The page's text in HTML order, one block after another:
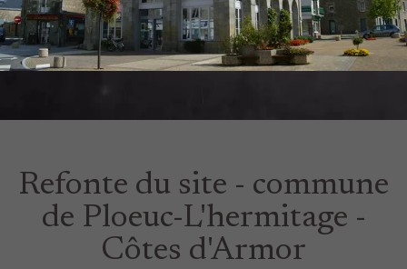
Refonte du site - commune
de Ploeuc-L'hermitage -
Côtes d'Armor